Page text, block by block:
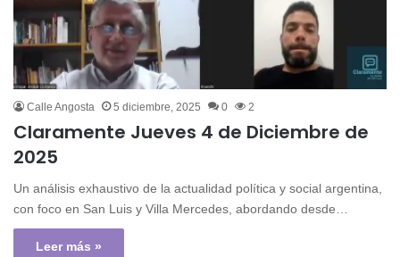
Calle Angosta 5 diciembre, 2025 0 2
Claramente Jueves 4 de Diciembre de
2025
Un análisis exhaustivo de la actualidad política y social argentina,
con foco en San Luis y Villa Mercedes, abordando desde…
Leer más »